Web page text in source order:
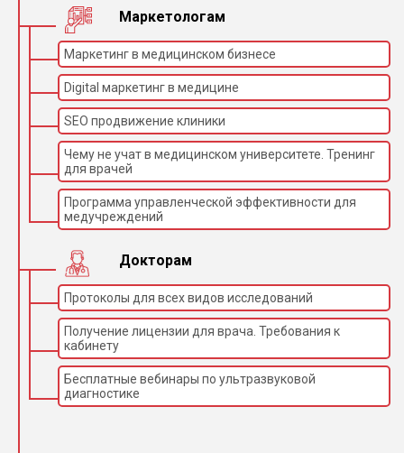
Маркетологам
Маркетинг в медицинском бизнесе
Digital маркетинг в медицине
SEO продвижение клиники
Чему не учат в медицинском университете. Тренинг
для врачей
Программа управленческой эффективности для
медучреждений
Докторам
Протоколы для всех видов исследований
Получение лицензии для врача. Требования к
кабинету
Бесплатные вебинары по ультразвуковой
диагностике